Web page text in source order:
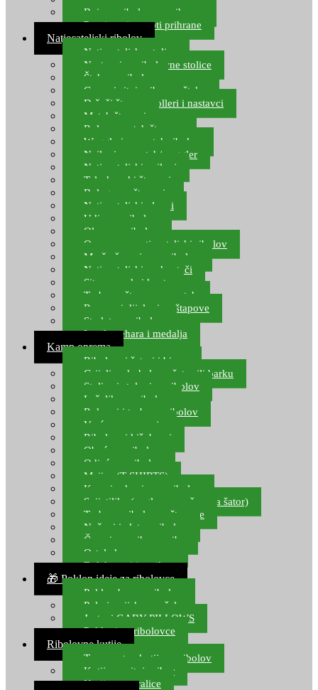
Boje za ribolovnu prihranu
Provjereni recepti prihrane
Natjecateljski ribolov
Natjecateljske stolice
Nastavci za ribolovne stolice
Šteke za ribolov
Gume i sitni pribor za šteku
Držači štapova rolleri i nastavci
Match štapovi
Role za match štapove
Waggleri za match ribolov
Najloni za match/waggler
Natjecateljski najloni
Teleskopski štapovi
Bolognese štapovi
Natjecateljski plovci
Udice za ribolov
Olovo za ribolov
Oprema za natjecateljski ribolov
Mreže čuvarice za ribolov
Natjecateljski podmetači
Sito, posude i kante
Torbe za štapove – match
Rezervni dijelovi za štapove
Starlete za ribolov
Izrada pehara i medalja
Kamp oprema
Ribolovni šatori i bivvy
Grijalice, kuhala za šator ili barku
Stolice i stolovi za ribolov
Ležaljke za ribolov
Ruksaci i torbe za ribolov
Vreće za spavanje
Ribolovni kišobrani
Obuća za ribolov
Odjeća za ribolov
Majice (T-SHIRTS)
Kape i rukavice za ribolov
Svijetiljke (naglavne, ručne, za šator)
Torbe za ribolovne štapove
Noževi i alat za ribolov
Čamci za prihranu ribe
Ostala kamp oprema
Dalekozori i optika
🎁 Poklon ideje za ribolovce
Poklon bon za ribolov
Polarizacijske naočale
Jastuci GABY PILLOWS
Pokloni za ribolovce
Ribolovne kutije
Transportne kutije za ribolov
Kutije za sitni pribor
Kutije za varalice